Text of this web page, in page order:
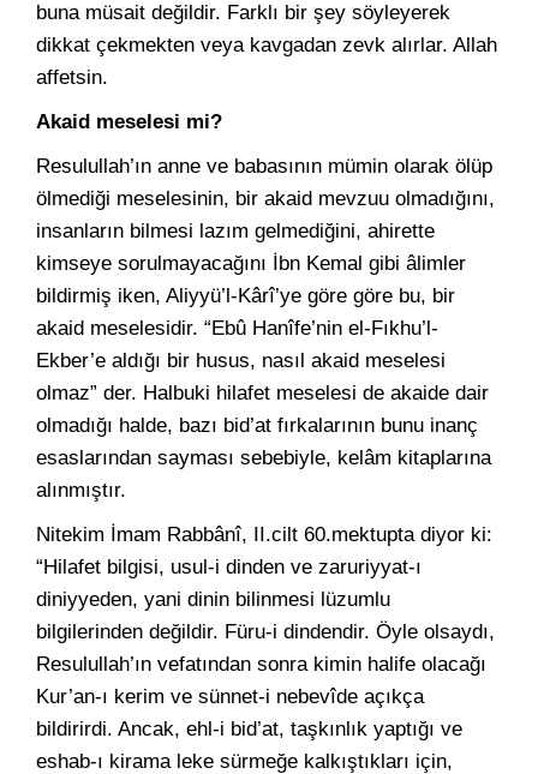
buna müsait değildir. Farklı bir şey söyleyerek
dikkat çekmekten veya kavgadan zevk alırlar. Allah
affetsin.
Akaid meselesi mi?
Resulullah’ın anne ve babasının mümin olarak ölüp
ölmediği meselesinin, bir akaid mevzuu olmadığını,
insanların bilmesi lazım gelmediğini, ahirette
kimseye sorulmayacağını İbn Kemal gibi âlimler
bildirmiş iken, Aliyyü’l-Kârî’ye göre göre bu, bir
akaid meselesidir. “Ebû Hanîfe’nin el-Fıkhu’l-
Ekber’e aldığı bir husus, nasıl akaid meselesi
olmaz” der. Halbuki hilafet meselesi de akaide dair
olmadığı halde, bazı bid’at fırkalarının bunu inanç
esaslarından sayması sebebiyle, kelâm kitaplarına
alınmıştır.
Nitekim İmam Rabbânî, II.cilt 60.mektupta diyor ki:
“Hilafet bilgisi, usul-i dinden ve zaruriyyat-ı
diniyyeden, yani dinin bilinmesi lüzumlu
bilgilerinden değildir. Füru-i dindendir. Öyle olsaydı,
Resulullah’ın vefatından sonra kimin halife olacağı
Kur’an-ı kerim ve sünnet-i nebevîde açıkça
bildirirdi. Ancak, ehl-i bid’at, taşkınlık yaptığı ve
eshab-ı kirama leke sürmeğe kalkıştıkları için,